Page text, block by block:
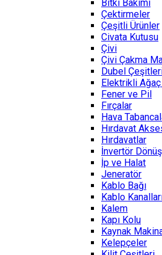
Bitki Bakımı
Çektirmeler
Çeşitli Ürünler
Civata Kutusu
Çivi
Çivi Çakma
Dubel
Elektrikli
Fener ve Pil
Fırçalar
Hava
Hırdavat
Hırdavatlar
İnvertör
İp ve Halat
Jeneratör
Kablo Bağı
Kablo
Kalem
Kapı Kolu
Kaynak
Kelepçeler